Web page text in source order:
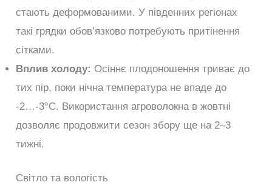
стають деформованими. У південних регіонах
такі грядки обов’язково потребують притінення
сітками.
Вплив холоду: Осіннє плодоношення триває до
тих пір, поки нічна температура не впаде до
-2…-3°C. Використання агроволокна в жовтні
дозволяє продовжити сезон збору ще на 2–3
тижні.
Світло та вологість